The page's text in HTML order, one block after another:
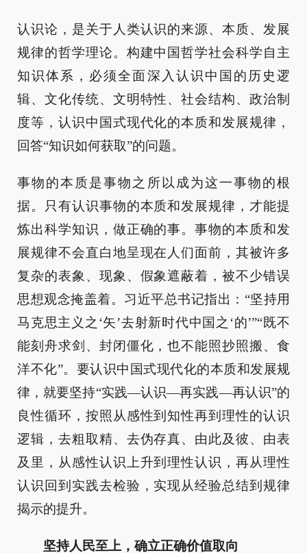
认识论，是关于人类认识的来源、本质、发展
规律的哲学理论。构建中国哲学社会科学自主
知识体系，必须全面深入认识中国的历史逻
辑、文化传统、文明特性、社会结构、政治制
度等，认识中国式现代化的本质和发展规律，
回答“知识如何获取”的问题。
事物的本质是事物之所以成为这一事物的根
据。只有认识事物的本质和发展规律，才能提
炼出科学知识，做正确的事。事物的本质和发
展规律不会直白地呈现在人们面前，其被许多
复杂的表象、现象、假象遮蔽着，被不少错误
思想观念掩盖着。习近平总书记指出：“坚持用
马克思主义之‘矢’去射新时代中国之‘的’”“既不
能刻舟求剑、封闭僵化，也不能照抄照搬、食
洋不化”。要认识中国式现代化的本质和发展规
律，就要坚持“实践—认识—再实践—再认识”的
良性循环，按照从感性到知性再到理性的认识
逻辑，去粗取精、去伪存真、由此及彼、由表
及里，从感性认识上升到理性认识，再从理性
认识回到实践去检验，实现从经验总结到规律
揭示的提升。
坚持人民至上，确立正确价值取向